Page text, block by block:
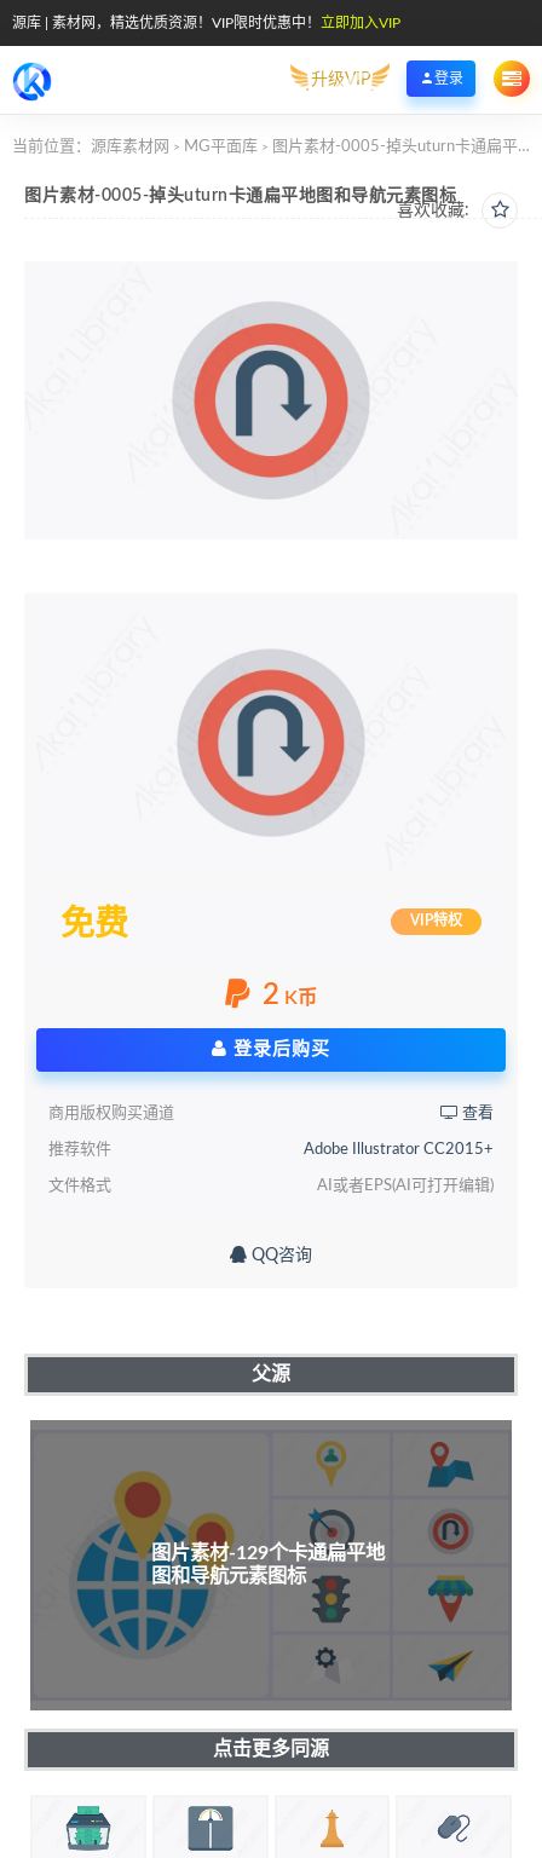
源库 | 素材网，精选优质资源！VIP限时优惠中！ 立即加入VIP
升级VIP 登录
当前位置： 源库素材网 > MG平面库 > 图片素材-0005-掉头uturn卡通扁平地图和导航元素图标
喜欢收藏:
图片素材-0005-掉头uturn卡通扁平地图和导航元素图标
免费 VIP特权
2 K币
登录后购买
商用版权购买通道 查看
推荐软件 Adobe Illustrator CC2015+
文件格式 AI或者EPS(AI可打开编辑)
QQ咨询
父源
图片素材-129个卡通扁平地
图和导航元素图标
点击更多同源